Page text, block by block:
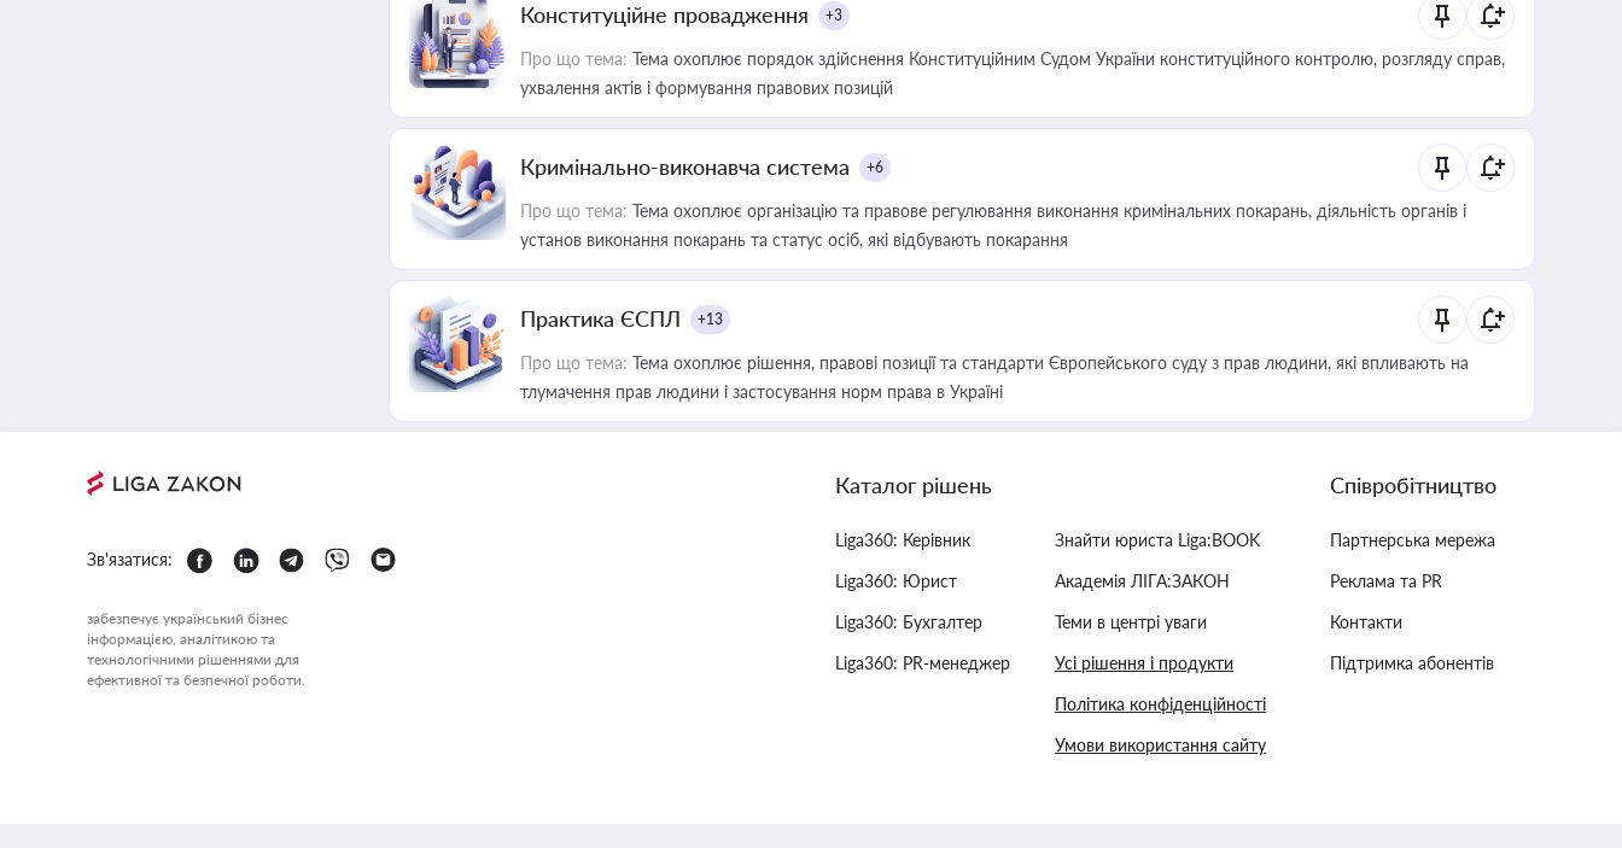
Конституційне провадження +3
Про що тема: Тема охоплює порядок здійснення Конституційним Судом України конституційного контролю, розгляду справ,
ухвалення актів і формування правових позицій
Кримінально-виконавча система +6
Про що тема: Тема охоплює організацію та правове регулювання виконання кримінальних покарань, діяльність органів і
установ виконання покарань та статус осіб, які відбувають покарання
Практика ЄСПЛ +13
Про що тема: Тема охоплює рішення, правові позиції та стандарти Європейського суду з прав людини, які впливають на
тлумачення прав людини і застосування норм права в Україні
Зв'язатися:
забезпечує український бізнес
інформацією, аналітикою та
технологічними рішеннями для
ефективної та безпечної роботи.
Каталог рішень
Liga360: Керівник
Liga360: Юрист
Liga360: Бухгалтер
Liga360: PR-менеджер
Знайти юриста Liga:BOOK
Академія ЛІГА:ЗАКОН
Теми в центрі уваги
Усі рішення і продукти
Політика конфіденційності
Умови використання сайту
Співробітництво
Партнерська мережа
Реклама та PR
Контакти
Підтримка абонентів